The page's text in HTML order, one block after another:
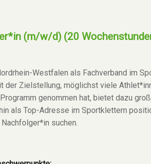
(m/w/d) (20
Westfalen als Fachverband im
der Zielstellung, möglichst viele
genommen hat, bietet dazu
als Top-Adresse im Sportklettern
suchen.